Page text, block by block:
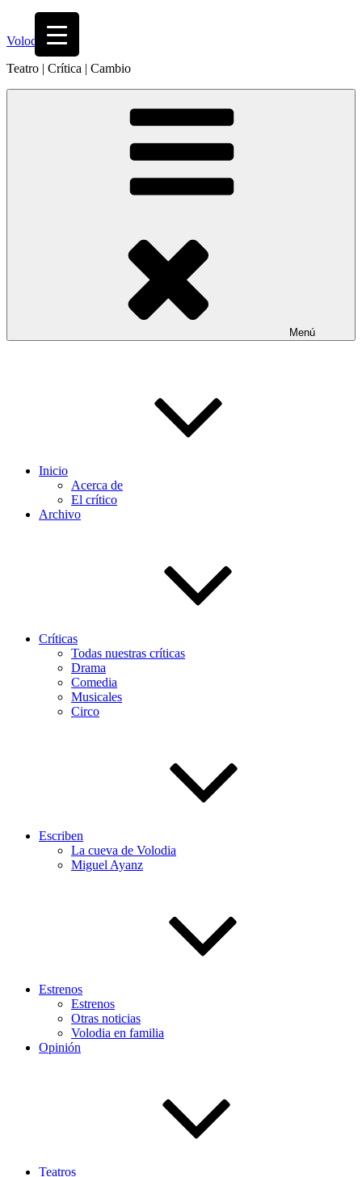
contenido
Volodia
Teatro | Crítica | Cambio
Menú
Inicio
Acerca de
El crítico
Archivo
Críticas
Todas nuestras críticas
Drama
Comedia
Musicales
Circo
Escriben
La cueva de Volodia
Miguel Ayanz
Estrenos
Estrenos
Otras noticias
Volodia en familia
Opinión
Teatros